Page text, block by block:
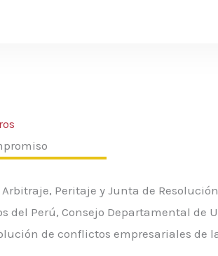
Arbitraje, Peritaje y Junta de
del Perú, Consejo Departamental de
de conflictos empresariales de